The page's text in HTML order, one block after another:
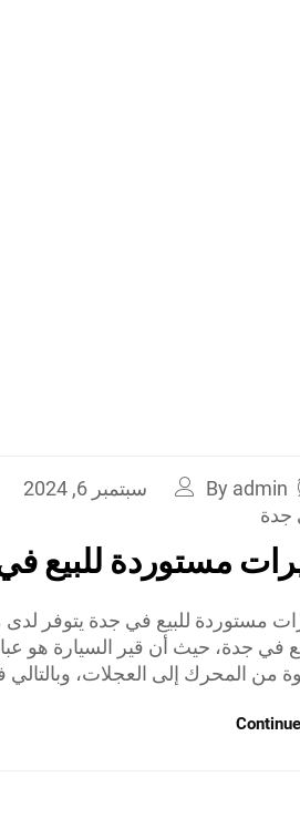
By admin سبتمبر 6, 2024
جدة
مستوردة للبيع
مستوردة للبيع في جدة يتوفر
في جدة، حيث أن قير السيارة هو
من المحرك إلى العجلات،
Continue